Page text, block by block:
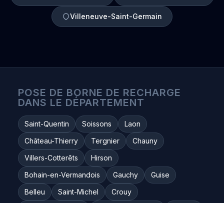
Villeneuve-Saint-Germain
POSE DE BORNE DE RECHARGE
DANS LE DÉPARTEMENT
Saint-Quentin Soissons
Laon
Château-Thierry
Tergnier
Chauny
Villers-Cotterêts
Hirson
Bohain-en-Vermandois
Gauchy
Guise
Belleu
Saint-Michel
Crouy